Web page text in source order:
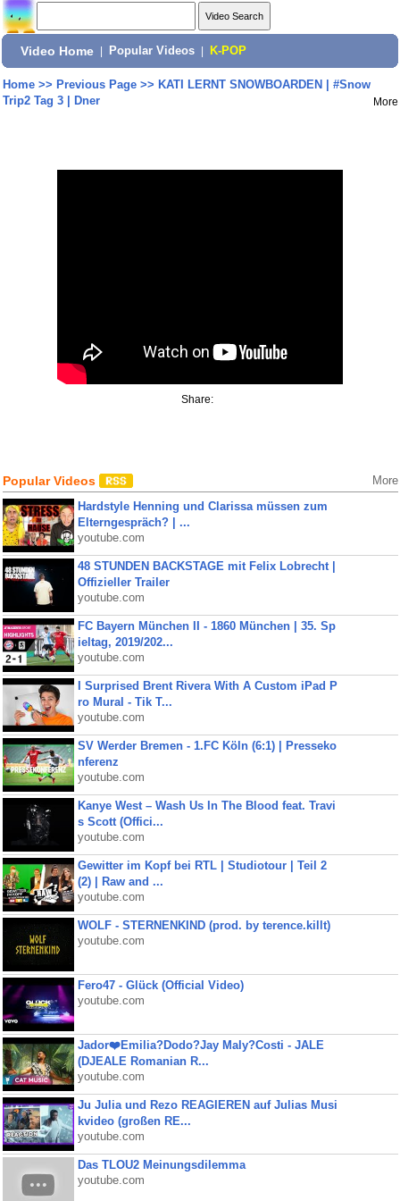
Video Home Popular Videos K-POP
Home>> Previous Page>> KATI LERNT SNOWBOARDEN | #Snow
Trip2 Tag 3 | Dner
More
Share:
Popular Videos More
Hardstyle Henning und Clarissa müssen zum
Elterngespräch? | ...
youtube.com
48 STUNDEN BACKSTAGE mit Felix Lobrecht |
Offizieller Trailer
youtube.com
FC Bayern München II - 1860 München | 35. Sp
ieltag, 2019/202...
youtube.com
I Surprised Brent Rivera With A Custom iPad P
ro Mural - Tik T...
youtube.com
SV Werder Bremen - 1.FC Köln (6:1) | Presseko
nferenz
youtube.com
Kanye West – Wash Us In The Blood feat. Travi
s Scott (Offici...
youtube.com
Gewitter im Kopf bei RTL | Studiotour | Teil 2
(2) | Raw and ...
youtube.com
WOLF - STERNENKIND (prod. by terence.killt)
youtube.com
Fero47 - Glück (Official Video)
youtube.com
Jador❤️Emilia?Dodo?Jay Maly?Costi - JALE
(DJEALE Romanian R...
youtube.com
Ju Julia und Rezo REAGIEREN auf Julias Musi
kvideo (großen RE...
youtube.com
Das TLOU2 Meinungsdilemma
youtube.com